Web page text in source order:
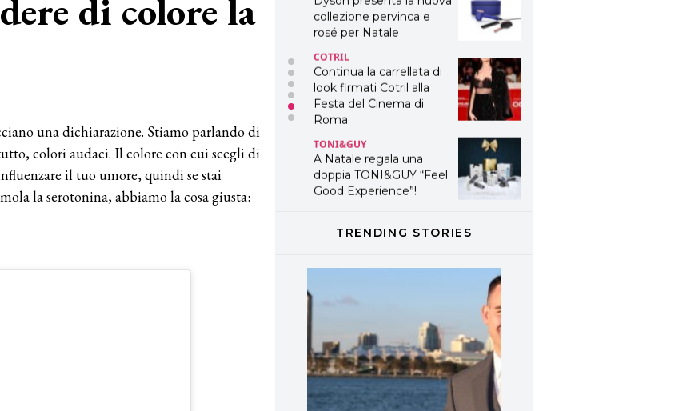
di colore la
una dichiarazione. Stiamo parlando di
colori audaci. Il colore con cui scegli di
il tuo umore, quindi se stai
la serotonina, abbiamo la cosa giusta:
collezione pervinca e
rosé per Natale
COTRIL
Continua la carrellata di
look firmati Cotril alla
Festa del Cinema di
Roma
TONI&GUY
A Natale regala una
doppia TONI&GUY “Feel
Good Experience”!
LABEL.M lancia la sua
DAVINES
cofanetti beauty preziosi
per un regalo adatto ad
ogni capello
TRENDING STORIES